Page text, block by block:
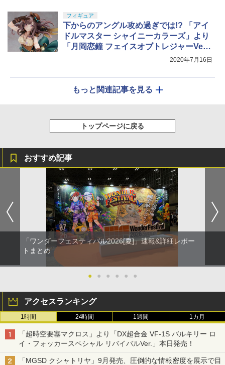
フィギュア
下からのアングル攻め過ぎでは!? 「アイ
ドルマスター シャイニーカラーズ」より
「月岡恋鐘 フェイスオブトレジャーVe
2020年7月16日
もっと関連記事を見る
トップページに戻る
おすすめ記事
「ワンダーフェスティバル2026[夏]」速報&詳細レポー
トまとめ
● ● ● ● ● ●
アクセスランキング
1時間 24時間 1週間 1カ月
「超時空要塞マクロス」より「DX超合金 VF-1S バルキリー ロ
イ・フォッカースペシャル リバイバルVer.」本日発売！
「MGSD クシャトリヤ」9月発売、圧倒的な情報密度を展示で目